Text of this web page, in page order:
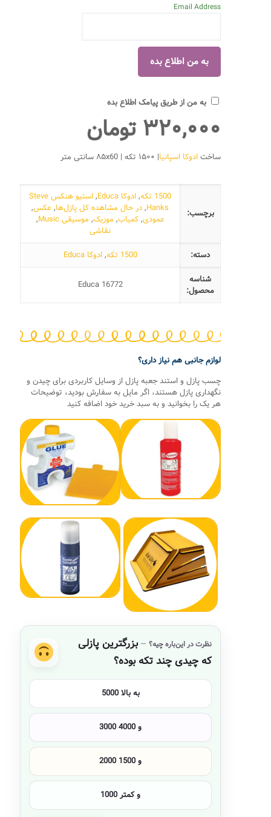
Email Address
به من از طریق پیامک اطلاع بده
۳۲۰,۰۰۰ تومان
ساختادوکا اسپانیا| ۱۵۰۰ تکه | ۸۵x60 سانتی متر
برچسب:
1500 تکه ,ادوکا Educa ,
استیو هنکس Steve
Hanks
,در حال مشاهده کل پازل‌ها, عکس,
عمودی,کمیاب, موزیک, موسیقی Music
,
نقاشی
دسته:
1500 تکه ,ادوکا Educa
شناسه
محصول:
Educa 16772
لوازم جانبی هم نیاز داری؟
چسب پازل و استند جعبه پازل از وسایل کاربردی برای چیدن و
نگهداری پازل هستند، اگر مایل به سفارش بودید، توضیحات
هر یک را بخوانید و به سبد خرید خود اضافه کنید
نظرت در این‌باره چیه؟
بزرگترین پازلی
که چیدی چند تکه بوده؟
5000 به بالا
3000 و 4000
2000 و 1500
1000 و کمتر